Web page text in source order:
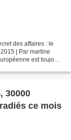
des affaires : le
| Par martine
est toujours
30000
ce mois